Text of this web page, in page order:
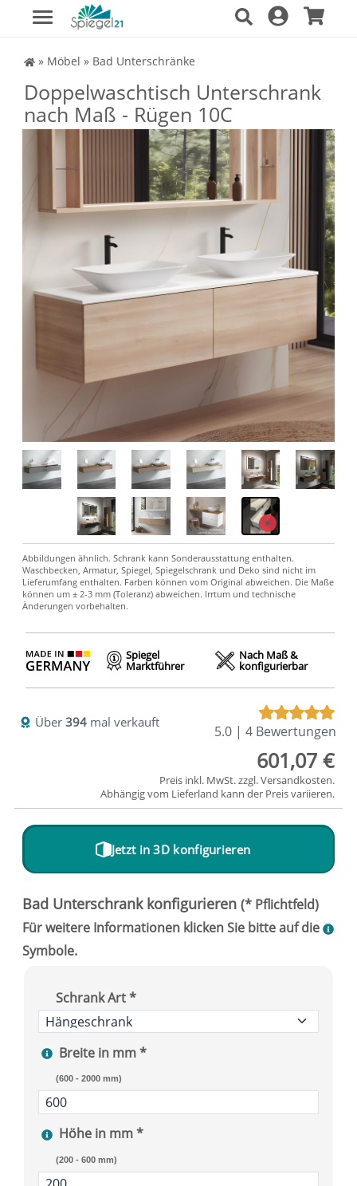
Spiegel Shop
» Möbel » Bad Unterschränke
Doppelwaschtisch Unterschrank
nach Maß - Rügen 10C
Spiegel
Marktführer
Nach Maß &
konfigurierbar
Über 394 mal verkauft
5.0 | 4 Bewertungen
601,07 €
Preis inkl. MwSt. zzgl.Versandkosten.
Abhängig vom Lieferland kann der Preis variieren.
Jetzt in 3D konfigurieren
Schrank Art *
Breite in mm *
(600 - 2000 mm)
Höhe in mm *
(200 - 600 mm)